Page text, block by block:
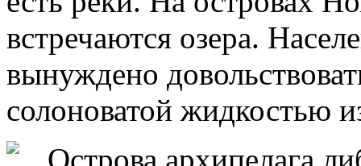
встречаются озера.
вынуждено
солоноватой жидкостью